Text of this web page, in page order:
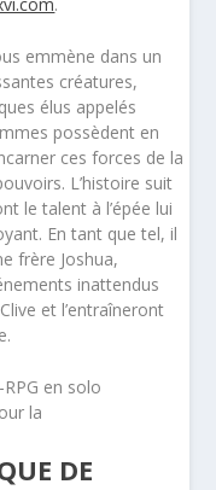
emmène dans un
créatures,
élus appelés
possèdent en
ces forces de la
L’histoire suit
le talent à l’épée lui
En tant que tel, il
frère Joshua,
inattendus
et l’entraîneront
en solo
la
DE